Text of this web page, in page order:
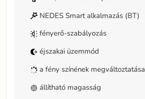
NEDES Smart alkalmazás (BT)
fényerő-szabályozás
éjszakai üzemmód
a fény színének megváltoztatása
állítható magasság